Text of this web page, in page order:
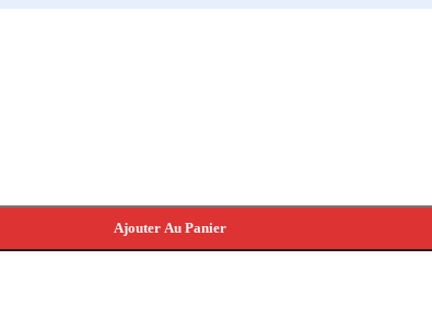
Ajouter Au Panier